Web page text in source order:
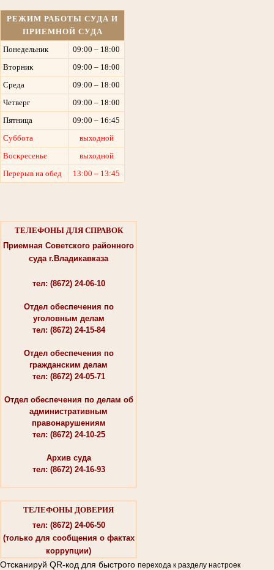
РЕЖИМ РАБОТЫ СУДА И
ПРИЕМНОЙ СУДА
Понедельник
09:00 – 18:00
Вторник
09:00 – 18:00
Среда
09:00 – 18:00
Четверг
09:00 – 18:00
Пятница
09:00 – 16:45
Суббота
выходной
Воскресенье
выходной
Перерыв на обед
13:00 – 13:45
ТЕЛЕФОНЫ ДЛЯ СПРАВОК
Приемная Советского районного
суда г.Владикавказа
тел: (8672) 24-06-10
Отдел обеспечения по
уголовным делам
тел: (8672) 24-15-84
Отдел обеспечения по
гражданским делам
тел: (8672) 24-05-71
Отдел обеспечения по делам об
административным
правонарушениям
тел: (8672) 24-10-25
Архив суда
тел: (8672) 24-16-93
ТЕЛЕФОНЫ ДОВЕРИЯ
тел: (8672) 24-06-50
(только для сообщения о фактах
коррупции)
Отсканируй QR-код для быстрого перехода к разделу настроек